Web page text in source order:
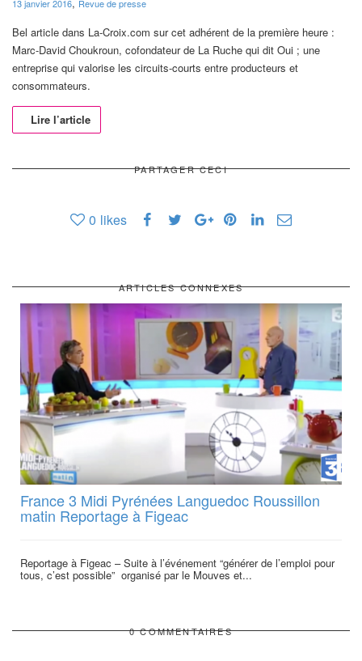
13 janvier 2016 Revue de presse
Bel article dans La-Croix.com sur cet adhérent de la première heure :
Marc-David Choukroun, cofondateur de La Ruche qui dit Oui ; une
entreprise qui valorise les circuits-courts entre producteurs et
consommateurs.
Lire l’article
PARTAGER CECI
0 likes
ARTICLES CONNEXES
France 3 Midi Pyrénées Languedoc Roussillon
matin Reportage à Figeac
Reportage à Figeac – Suite à l’événement “générer de l’emploi pour
tous, c’est possible” organisé par le Mouves et...
0 COMMENTAIRES